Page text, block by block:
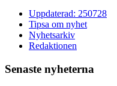
Uppdaterad: 250728
Tipsa om nyhet
Nyhetsarkiv
Redaktionen
Senaste nyheterna